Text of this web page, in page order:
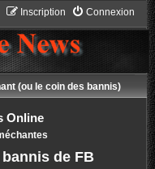
Connexion
Inscription
(ou le coin des bannis)
Online
de FB